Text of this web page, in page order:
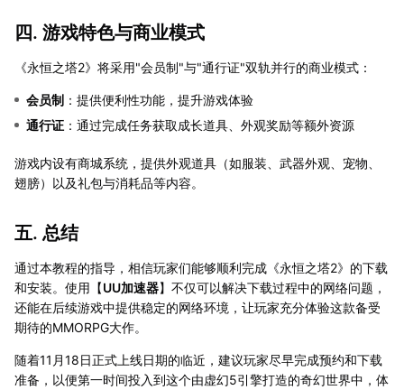
四. 游戏特色与商业模式
《永恒之塔2》将采用"会员制"与"通行证"双轨并行的商业模式：
会员制 ：提供便利性功能，提升游戏体验
通行证 ：通过完成任务获取成长道具、外观奖励等额外资源
游戏内设有商城系统，提供外观道具（如服装、武器外观、宠物、
翅膀）以及礼包与消耗品等内容。
五. 总结
通过本教程的指导，相信玩家们能够顺利完成《永恒之塔2》的下载
和安装。使用【UU加速器】不仅可以解决下载过程中的网络问题，
还能在后续游戏中提供稳定的网络环境，让玩家充分体验这款备受
期待的MMORPG大作。
随着11月18日正式上线日期的临近，建议玩家尽早完成预约和下载
准备，以便第一时间投入到这个由虚幻5引擎打造的奇幻世界中，体